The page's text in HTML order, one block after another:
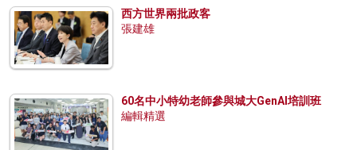
西方世界兩批政客
張建雄
60名中小特幼老師參與城大GenAI培訓班
編輯精選